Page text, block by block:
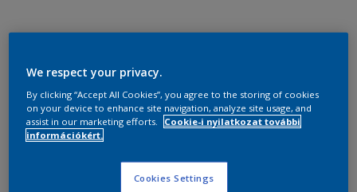
We respect your privacy.
By clicking “Accept All Cookies”, you agree to the storing of cookies
on your device to enhance site navigation, analyze site usage, and
assist in our marketing efforts.
Cookie-i nyilatkozat további
információkért.
Cookies Settings